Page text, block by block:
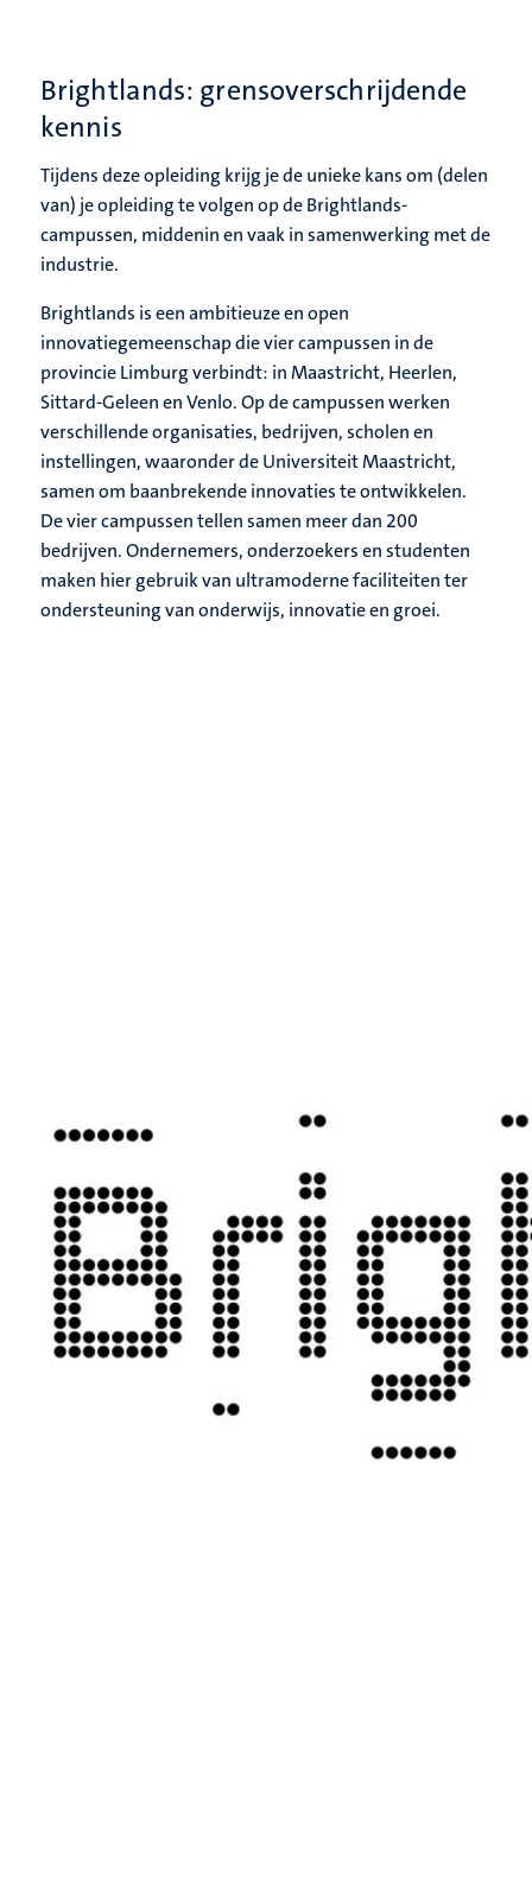
Brightlands: grensoverschrijdende
kennis
Tijdens deze opleiding krijg je de unieke kans om (delen
van) je opleiding te volgen op de Brightlands-
campussen, middenin en vaak in samenwerking met de
industrie.
Brightlands is een ambitieuze en open
innovatiegemeenschap die vier campussen in de
provincie Limburg verbindt: in Maastricht, Heerlen,
Sittard-Geleen en Venlo. Op de campussen werken
verschillende organisaties, bedrijven, scholen en
instellingen, waaronder de Universiteit Maastricht,
samen om baanbrekende innovaties te ontwikkelen.
De vier campussen tellen samen meer dan 200
bedrijven. Ondernemers, onderzoekers en studenten
maken hier gebruik van ultramoderne faciliteiten ter
ondersteuning van onderwijs, innovatie en groei.